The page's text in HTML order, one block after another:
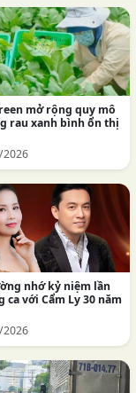
mở rộng quy mô
rau xanh bình ổn thị
nhớ kỷ niệm lần
ca với Cẩm Ly 30 năm